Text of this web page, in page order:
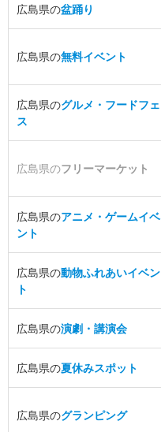
広島県の盆踊り
広島県の無料イベント
広島県のグルメ・フードフェ
ス
広島県のフリーマーケット
広島県のアニメ・ゲームイベ
ント
広島県の動物ふれあいイベン
ト
広島県の演劇・講演会
広島県の夏休みスポット
広島県のグランピング